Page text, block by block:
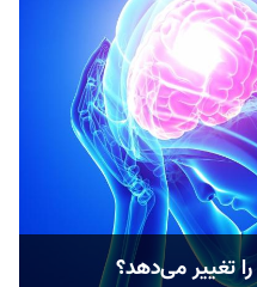
تغییر می‌دهد؟